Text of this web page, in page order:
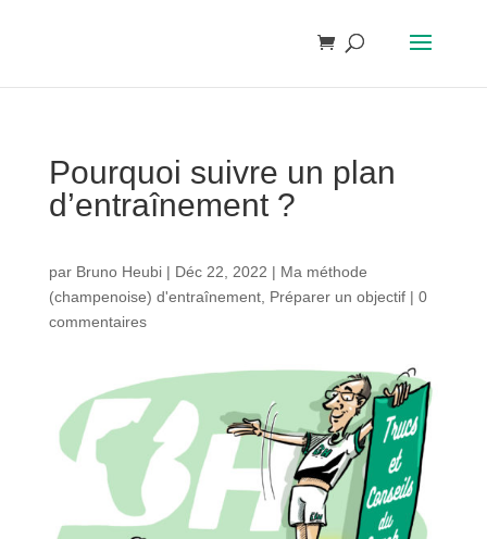
Pourquoi suivre un plan
d’entraînement ?
par Bruno Heubi| Déc 22, 2022 | Ma méthode
(champenoise) d'entraînement, Préparer un objectif| 0
commentaires